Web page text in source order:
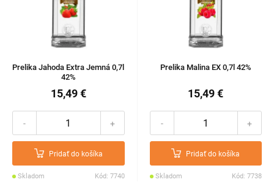
Prelika Jahoda Extra Jemná 0,7l
42%
15,49 €
- +
Pridať do košíka
Skladom Kód: 7740
Prelika Malina EX 0,7l 42%
15,49 €
- +
Pridať do košíka
Skladom Kód: 7738